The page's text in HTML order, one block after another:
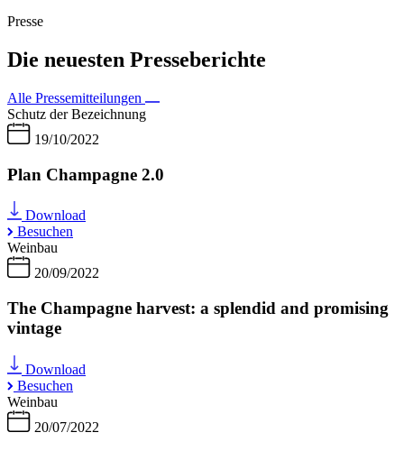
Presse
Die neuesten Presseberichte
Alle Pressemitteilungen
Schutz der Bezeichnung
19/10/2022
Plan Champagne 2.0
Download
Besuchen
Weinbau
20/09/2022
The Champagne harvest: a splendid and promising
vintage
Download
Besuchen
Weinbau
20/07/2022